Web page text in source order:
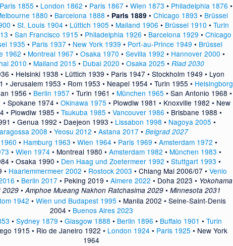
Paris 1855 • London 1862 • Paris 1867• Wien 1873 • Philadelphia 1876 •
1880 • Barcelona 1888 • Paris 1889 • Chicago 1893 • Brüssel
•St. Louis 1904 • Lüttich 1905 • Mailand 1906 • Brüssel 1910 •Turin
• San Francisco 1915 • Philadelphia 1926 • Barcelona 1929 • Chicago
1935 • Paris 1937• New York 1939 • Port-au-Prince 1949 • Brüssel
1962 • Montreal 1967• Osaka 1970 • Sevilla 1992 • Hannover 2000 •
2010 • Mailand 2015 • Dubai 2020 •Osaka 2025 •Riad 2030
• Helsinki 1938 • Lüttich 1939 • Paris 1947 •Stockholm 1949 • Lyon
• Jerusalem 1953 • Rom 1953 • Neapel 1954• Turin 1955 • Helsingborg
1956 • Berlin 1957 •Turin 1961 • München 1965 •San Antonio 1968 •
• Spokane 1974• Okinawa 1975 • Plowdiw 1981 • Knoxville 1982 • New
• Plowdiw 1985 •Tsukuba 1985 •Vancouver 1986 • Brisbane 1988 •
•Genua 1992 • Daejeon 1993 • Lissabon 1998 • Nagoya 2005 •
2008 • Yeosu 2012 • Astana 2017• Belgrad 2027
• Hamburg 1963 •Wien 1964 • Paris 1969 •Amsterdam 1972 •
• Wien 1974• Montreal 1980 • Amsterdam 1982 • München 1983 •
•Osaka 1990 • Den Haag und Zoetermeer 1992 •Stuttgart 1993 •
• Haarlemmermeer 2002 • Rostock 2003 • Chiang Mai 2006/07• Venlo
• Berlin 2017 • Peking 2019 •Almere 2022 • Doha 2023 • Yokohama
2029 •Amphoe Mueang Nakhon Ratchasima 2029 •Minnesota 2031
1942 •Wien und Budapest 1995 • Manila 2002 •Seine-Saint-Denis
2004• Buenos Aires 2023
• Sydney 1879 • Glasgow 1888 • Berlin 1896 • Buffalo 1901 • Turin
1915 • Rio de Janeiro 1922 • London 1924• Paris 1925 • New York
1964